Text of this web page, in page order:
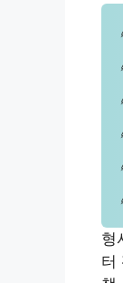
형
터